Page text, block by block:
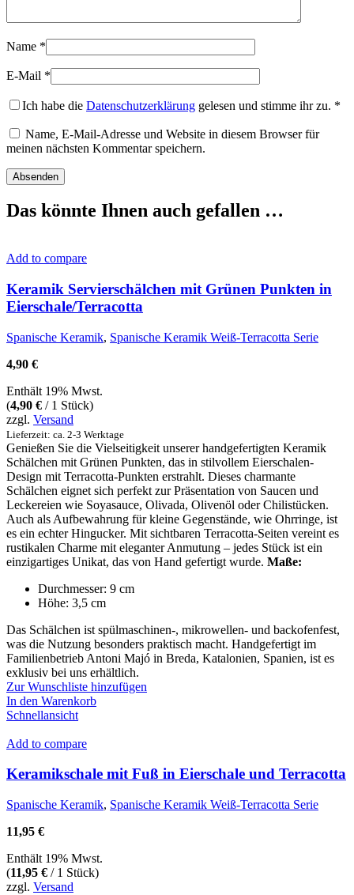
Name *
E-Mail *
Ich habe die Datenschutzerklärung gelesen und stimme ihr zu. *
Name, E-Mail-Adresse und Website in diesem Browser für
meinen nächsten Kommentar speichern.
Das könnte Ihnen auch gefallen …
Add to compare
Keramik Servierschälchen mit Grünen Punkten in
Eierschale/Terracotta
Spanische Keramik, Spanische Keramik Weiß-Terracotta Serie
4,90 €
Enthält 19% Mwst.
(4,90 € / 1 Stück)
zzgl. Versand
Lieferzeit: ca. 2-3 Werktage
Genießen Sie die Vielseitigkeit unserer handgefertigten Keramik
Schälchen mit Grünen Punkten, das in stilvollem Eierschalen-
Design mit Terracotta-Punkten erstrahlt. Dieses charmante
Schälchen eignet sich perfekt zur Präsentation von Saucen und
Leckereien wie Soyasauce, Olivada, Olivenöl oder Chilistücken.
Auch als Aufbewahrung für kleine Gegenstände, wie Ohrringe, ist
es ein echter Hingucker. Mit sichtbaren Terracotta-Seiten vereint es
rustikalen Charme mit eleganter Anmutung – jedes Stück ist ein
einzigartiges Unikat, das von Hand gefertigt wurde. Maße:
Durchmesser: 9 cm
Höhe: 3,5 cm
Das Schälchen ist spülmaschinen-, mikrowellen- und backofenfest,
was die Nutzung besonders praktisch macht. Handgefertigt im
Familienbetrieb Antoni Majó in Breda, Katalonien, Spanien, ist es
exklusiv bei uns erhältlich.
Zur Wunschliste hinzufügen
In den Warenkorb
Schnellansicht
Add to compare
Keramikschale mit Fuß in Eierschale und Terracotta
Spanische Keramik, Spanische Keramik Weiß-Terracotta Serie
11,95 €
Enthält 19% Mwst.
(11,95 € / 1 Stück)
zzgl. Versand